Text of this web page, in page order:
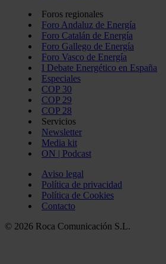
Foros regionales
Foro Andaluz de Energía
Foro Catalán de Energía
Foro Gallego de Energía
Foro Vasco de Energía
I Debate Energético en España
Especiales
COP 30
COP 29
COP 28
Servicios
Newsletter
Media kit
ON | Podcast
Aviso legal
Política de privacidad
Política de Cookies
Contacto
© 2026 Roca Comunicación S.L.